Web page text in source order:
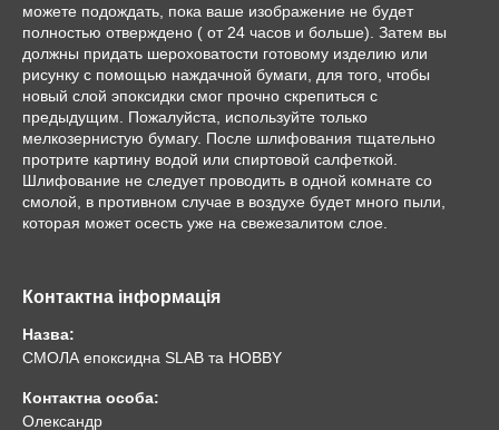
можете подождать, пока ваше изображение не будет
полностью отверждено ( от 24 часов и больше). Затем вы
должны придать шероховатости готовому изделию или
рисунку с помощью наждачной бумаги, для того, чтобы
новый слой эпоксидки смог прочно скрепиться с
предыдущим. Пожалуйста, используйте только
мелкозернистую бумагу. После шлифования тщательно
протрите картину водой или спиртовой салфеткой.
Шлифование не следует проводить в одной комнате со
смолой, в противном случае в воздухе будет много пыли,
которая может осесть уже на свежезалитом слое.
Контактна інформація
Назва:
СМОЛА епоксидна SLAB та HOBBY
Контактна особа:
Олександр